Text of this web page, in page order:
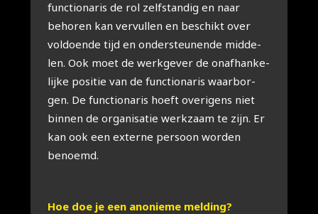
func­ti­o­na­ris de rol zelf­stan­dig en naar
beho­ren kan ver­vul­len en beschikt over
vol­doen­de tijd en onder­steu­nen­de mid­de­
len. Ook moet de werk­ge­ver de onaf­han­ke­
lij­ke posi­tie van de func­ti­o­na­ris waar­bor­
gen. De func­ti­o­na­ris hoeft ove­ri­gens niet
bin­nen de orga­ni­sa­tie werk­zaam te zijn. Er
kan ook een exter­ne per­soon wor­den
benoemd.
Hoe doe je een ano­nie­me mel­ding?